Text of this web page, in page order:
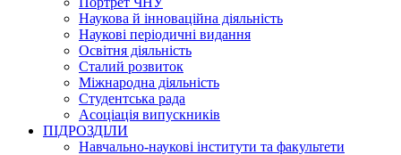
Наукова й інноваційна діяльність
Наукові періодичні видання
Освітня діяльність
Сталий розвиток
Міжнародна діяльність
Студентська рада
Асоціація випускників
ПІДРОЗДІЛИ
Навчально-наукові інститути та факультети